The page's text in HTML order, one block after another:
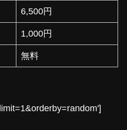
6,500円
1,000円
無料